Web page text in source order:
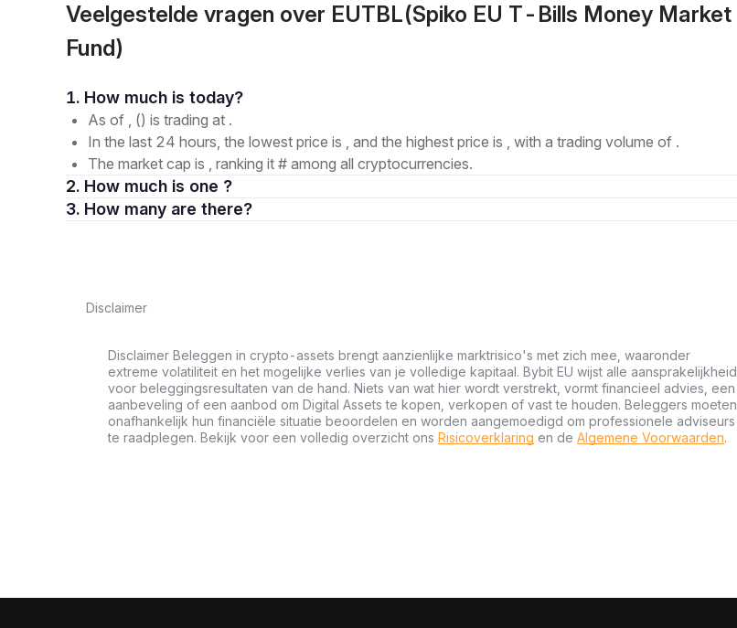
Veelgestelde vragen over EUTBL(Spiko EU T-Bills Money Market
Fund)
1. How much is today?
As of , () is trading at .
In the last 24 hours, the lowest price is , and the highest price is , with a trading volume of .
The market cap is , ranking it # among all cryptocurrencies.
2. How much is one ?
3. How many are there?
Disclaimer
Disclaimer Beleggen in crypto-assets brengt aanzienlijke marktrisico's met zich mee, waaronder
extreme volatiliteit en het mogelijke verlies van je volledige kapitaal. Bybit EU wijst alle aansprakelijkheid
voor beleggingsresultaten van de hand. Niets van wat hier wordt verstrekt, vormt financieel advies, een
aanbeveling of een aanbod om Digital Assets te kopen, verkopen of vast te houden. Beleggers moeten
onafhankelijk hun financiële situatie beoordelen en worden aangemoedigd om professionele adviseurs
te raadplegen. Bekijk voor een volledig overzicht ons Risicoverklaring en de Algemene Voorwaarden.